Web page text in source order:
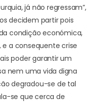
já não regressam”,
decidem partir pois
condição económica,
a consequente crise
poder garantir um
nem uma vida digna
degradou-se de tal
se que cerca de